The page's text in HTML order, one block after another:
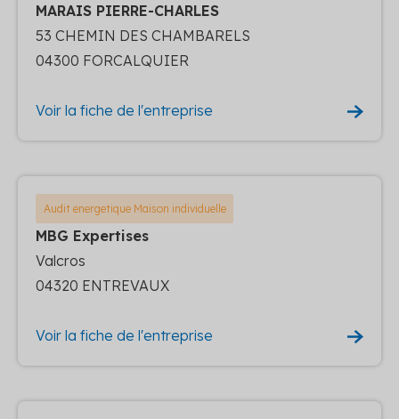
MARAIS PIERRE-CHARLES
53 CHEMIN DES CHAMBARELS
04300 FORCALQUIER
Voir la fiche de l'entreprise
Audit energetique Maison individuelle
MBG Expertises
Valcros
04320 ENTREVAUX
Voir la fiche de l'entreprise